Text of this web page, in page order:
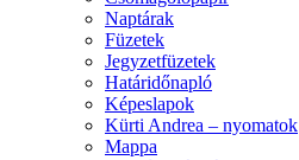
Naptárak
Füzetek
Jegyzetfüzetek
Határidőnapló
Képeslapok
Kürti Andrea – nyomatok
Mappa